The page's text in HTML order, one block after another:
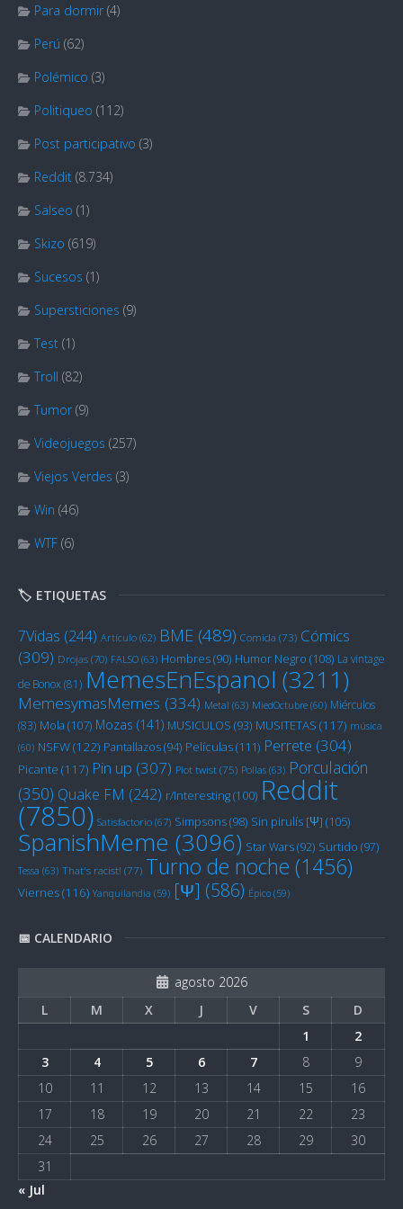
Para dormir (4)
Perú (62)
Polémico (3)
Politiqueo (112)
Post participativo (3)
Reddit (8.734)
Salseo (1)
Skizo (619)
Sucesos (1)
Supersticiones (9)
Test (1)
Troll (82)
Tumor (9)
Videojuegos (257)
Viejos Verdes (3)
Win (46)
WTF (6)
🏷️ ETIQUETAS
7Vidas (244) Artículo (62) BME (489) Comida (73) Cómics
(309) Drojas (70) FALSO (63) Hombres(90) Humor Negro (108) La vintage
de Bonox(81) MemesEnEspanol (3211)
MemesymasMemes (334) Metal (63) MiedOctubre (60) Miérculos
(83) Mola (107) Mozas (141) MUSICULOS (93) MUSITETAS (117) música
(60) NSFW(122) Pantallazos(94) Películas(111) Perrete (304)
Picante (117) Pin up (307) Plot twist (75) Pollas (63) Porculación
(350) Quake FM (242) r/Interesting(100) Reddit
(7850) Satisfactorio (67) Simpsons(98) Sin pirulís [Ψ] (105)
SpanishMeme (3096) Star Wars(92) Surtido (97)
Tessa (63) That's racist! (77) Turno de noche (1456)
Viernes(116) Yanquilandia (59) [Ψ] (586) Épico (59)
📅 CALENDARIO
agosto 2026
L
M X J V S
D
1
2
3
4 5 6 7 8
9
10
11 12 13 14 15
16
17
18 19 20 21 22
23
24
25 26 27 28 29
30
31
« Jul